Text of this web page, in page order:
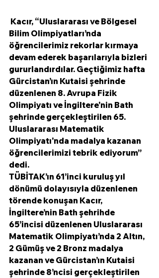
Bilim Olimpiyatları’nda
öğrencilerimiz rekorlar kırmaya
devam ederek başarılarıyla bizleri
gururlandırdılar. Geçtiğimiz hafta
Gürcistan’ın Kutaisi şehrinde
düzenlenen 8. Avrupa Fizik
Olimpiyatı ve İngiltere'nin Bath
şehrinde gerçekleştirilen 65.
Uluslararası Matematik
Olimpiyatı'nda madalya kazanan
öğrencilerimizi tebrik ediyorum”
dedi.
TÜBİTAK’ın 61’inci kuruluş yıl
dönümü dolayısıyla düzenlenen
törende konuşan Kacır,
İngiltere’nin Bath şehrihde
65’incisi düzenlenen Uluslararası
Matematik Olimpiyatı’nda 2 Altın,
2 Gümüş ve 2 Bronz madalya
kazanan ve Gürcistan’ın Kutaisi
şehrinde 8’ncisi gerçekleştirilen